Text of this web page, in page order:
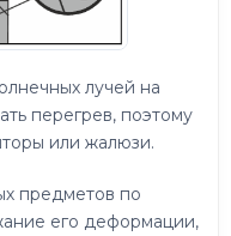
лучей на
перегрев, поэтому
или жалюзи.
предметов по
его деформации,